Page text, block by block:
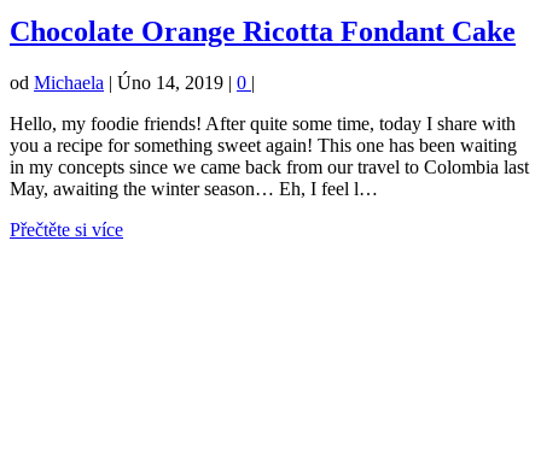
Chocolate Orange Ricotta Fondant Cake
od Michaela | Úno 14, 2019 | 0 |
Hello, my foodie friends! After quite some time, today I share with
you a recipe for something sweet again! This one has been waiting
in my concepts since we came back from our travel to Colombia last
May, awaiting the winter season… Eh, I feel l…
Přečtěte si více